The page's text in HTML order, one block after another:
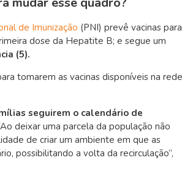
de Imunização (PNI) prevê vacinas para
dose da Hepatite B; e segue um
(5).
tomarem as vacinas disponíveis na rede
seguirem o calendário de
Ao deixar uma parcela da população não
de criar um ambiente em que as
possibilitando a volta da recirculação”,